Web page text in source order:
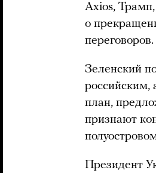
Axios,
о
переговоров.
Зеленский
российским,
план,
признают
Президент